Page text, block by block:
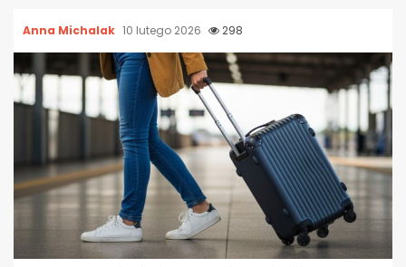
Anna Michalak 10 lutego 2026 298